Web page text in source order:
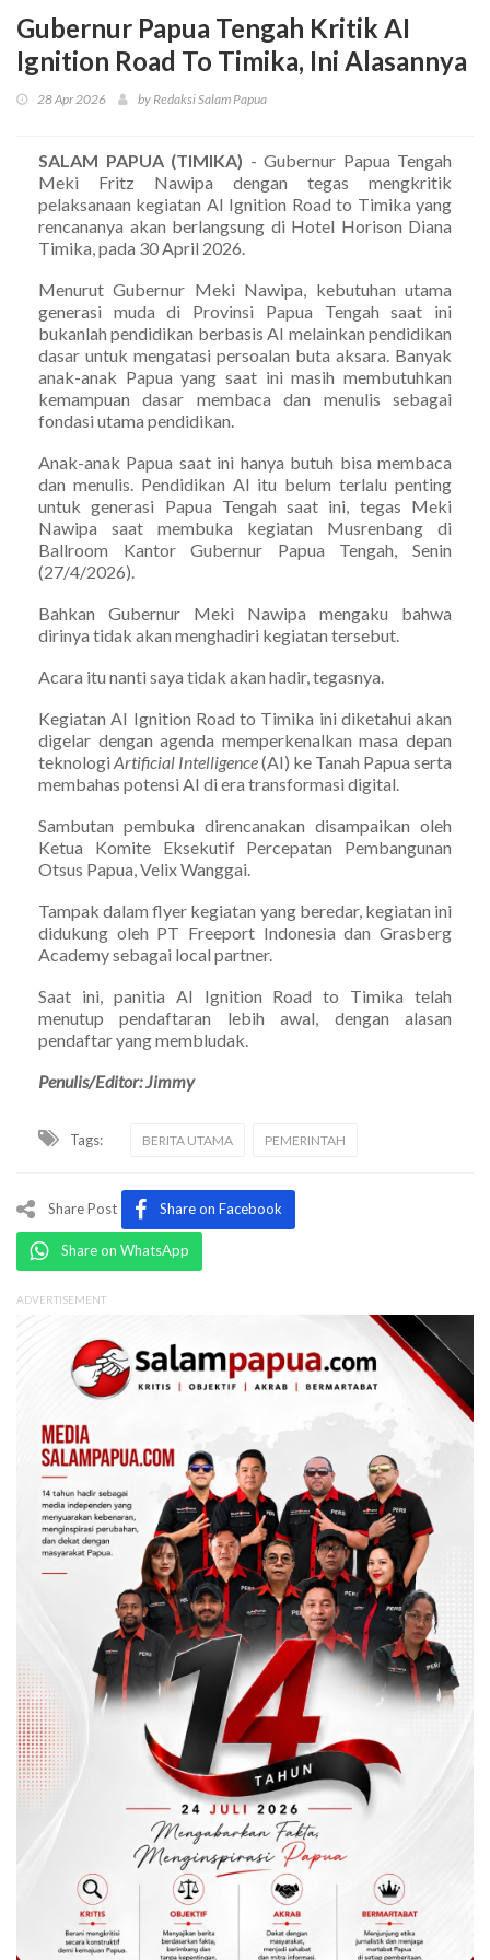
Gubernur Papua Tengah Kritik AI
Ignition Road To Timika, Ini Alasannya
28 Apr 2026 by Redaksi Salam Papua
SALAM PAPUA (TIMIKA) - Gubernur Papua Tengah
Meki Fritz Nawipa dengan tegas mengkritik
pelaksanaan kegiatan AI Ignition Road to Timika yang
rencananya akan berlangsung di Hotel Horison Diana
Timika, pada 30 April 2026.
Menurut Gubernur Meki Nawipa, kebutuhan utama
generasi muda di Provinsi Papua Tengah saat ini
bukanlah pendidikan berbasis AI melainkan pendidikan
dasar untuk mengatasi persoalan buta aksara. Banyak
anak-anak Papua yang saat ini masih membutuhkan
kemampuan dasar membaca dan menulis sebagai
fondasi utama pendidikan.
Anak-anak Papua saat ini hanya butuh bisa membaca
dan menulis. Pendidikan AI itu belum terlalu penting
untuk generasi Papua Tengah saat ini, tegas Meki
Nawipa saat membuka kegiatan Musrenbang di
Ballroom Kantor Gubernur Papua Tengah, Senin
(27/4/2026).
Bahkan Gubernur Meki Nawipa mengaku bahwa
dirinya tidak akan menghadiri kegiatan tersebut.
Acara itu nanti saya tidak akan hadir, tegasnya.
Kegiatan AI Ignition Road to Timika ini diketahui akan
digelar dengan agenda memperkenalkan masa depan
teknologi Artificial Intelligence(AI) ke Tanah Papua serta
membahas potensi AI di era transformasi digital.
Sambutan pembuka direncanakan disampaikan oleh
Ketua Komite Eksekutif Percepatan Pembangunan
Otsus Papua, Velix Wanggai.
Tampak dalam flyer kegiatan yang beredar, kegiatan ini
didukung oleh PT Freeport Indonesia dan Grasberg
Academy sebagai local partner.
Saat ini, panitia AI Ignition Road to Timika telah
menutup pendaftaran lebih awal, dengan alasan
pendaftar yang membludak.
Penulis/Editor: Jimmy
Tags: BERITA UTAMA PEMERINTAH
Share Post Share on Facebook
Share on WhatsApp
ADVERTISEMENT